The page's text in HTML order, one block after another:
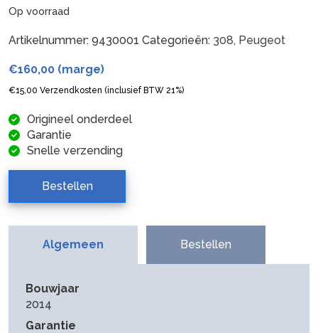
Op voorraad
Artikelnummer: 9430001 Categorieën: 308, Peugeot
€160,00 (marge)
€15,00 Verzendkosten (inclusief BTW 21%)
Origineel onderdeel
Garantie
Snelle verzending
Bestellen
Algemeen Bestellen
Bouwjaar
2014
Garantie